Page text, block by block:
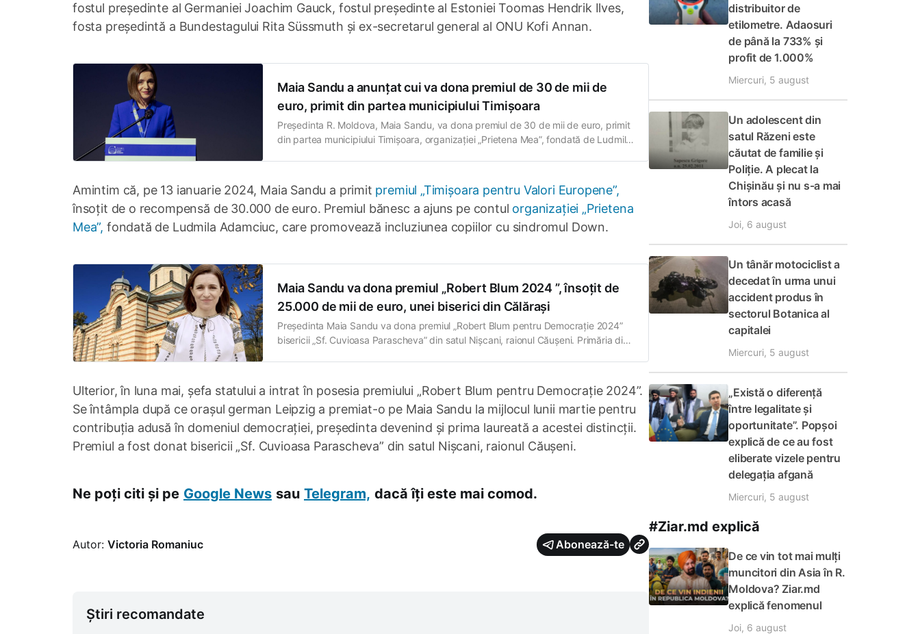
fostul președinte al Germaniei Joachim Gauck, fostul președinte al Estoniei Toomas Hendrik Ilves,
fosta președintă a Bundestagului Rita Süssmuth și ex-secretarul general al ONU Kofi Annan.
Maia Sandu a anunțat cui va dona premiul de 30 de mii de
euro, primit din partea municipiului Timișoara
Președinta R. Moldova, Maia Sandu, va dona premiul de 30 de mii de euro, primit
din partea municipiului Timișoara, organizației „Prietena Mea”, fondată de Ludmila
Amintim că, pe 13 ianuarie 2024, Maia Sandu a primit premiul „Timișoara pentru Valori Europene”,
însoțit de o recompensă de 30.000 de euro. Premiul bănesc a ajuns pe contul organizației „Prietena
Mea”, fondată de Ludmila Adamciuc, care promovează incluziunea copiilor cu sindromul Down.
Maia Sandu va dona premiul „Robert Blum 2024 ”, însoțit de
25.000 de mii de euro, unei biserici din Călărași
Președinta Maia Sandu va dona premiul „Robert Blum pentru Democrație 2024”
bisericii „Sf. Cuvioasa Parascheva” din satul Nișcani, raionul Căușeni. Primăria din
Ulterior, în luna mai, șefa statului a intrat în posesia premiului „Robert Blum pentru Democrație 2024”.
Se întâmpla după ce orașul german Leipzig a premiat-o pe Maia Sandu la mijlocul lunii martie pentru
contribuția adusă în domeniul democrației, președinta devenind și prima laureată a acestei distincții.
Premiul a fost donat bisericii „Sf. Cuvioasa Parascheva” din satul Nișcani, raionul Căușeni.
Ne poți citi și pe Google News sau Telegram, dacă îți este mai comod.
Autor: Victoria Romaniuc Abonează-te
Știri recomandate
distribuitor de
etilometre. Adaosuri
de până la 733% și
profit de 1.000%
Miercuri, 5 august
Un adolescent din
satul Răzeni este
căutat de familie și
Poliție. A plecat la
Chișinău și nu s-a mai
întors acasă
Joi, 6 august
Un tânăr motociclist a
decedat în urma unui
accident produs în
sectorul Botanica al
capitalei
Miercuri, 5 august
„Există o diferență
între legalitate și
oportunitate”. Popșoi
explică de ce au fost
eliberate vizele pentru
delegația afgană
Miercuri, 5 august
#Ziar.md explică
De ce vin tot mai mulți
muncitori din Asia în R.
Moldova? Ziar.md
explică fenomenul
Joi, 6 august